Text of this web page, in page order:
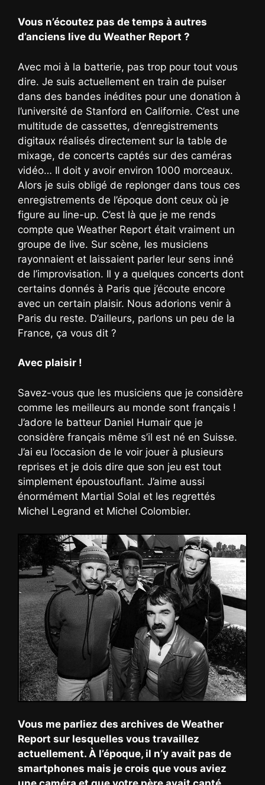
Vous n’écoutez pas de temps à autres
d’anciens live du Weather Report ?
Avec moi à la batterie, pas trop pour tout vous
dire. Je suis actuellement en train de puiser
dans des bandes inédites pour une donation à
l’université de Stanford en Californie. C’est une
multitude de cassettes, d’enregistrements
digitaux réalisés directement sur la table de
mixage, de concerts captés sur des caméras
vidéo… Il doit y avoir environ 1000 morceaux.
Alors je suis obligé de replonger dans tous ces
enregistrements de l’époque dont ceux où je
figure au line-up. C’est là que je me rends
compte que Weather Report était vraiment un
groupe de live. Sur scène, les musiciens
rayonnaient et laissaient parler leur sens inné
de l’improvisation. Il y a quelques concerts dont
certains donnés à Paris que j’écoute encore
avec un certain plaisir. Nous adorions venir à
Paris du reste. D’ailleurs, parlons un peu de la
France, ça vous dit ?
Avec plaisir !
Savez-vous que les musiciens que je considère
comme les meilleurs au monde sont français !
J’adore le batteur Daniel Humair que je
considère français même s’il est né en Suisse.
J’ai eu l’occasion de le voir jouer à plusieurs
reprises et je dois dire que son jeu est tout
simplement époustouflant. J’aime aussi
énormément Martial Solal et les regrettés
Michel Legrand et Michel Colombier.
Vous me parliez des archives de Weather
Report sur lesquelles vous travaillez
actuellement. À l’époque, il n’y avait pas de
smartphones mais je crois que vous aviez